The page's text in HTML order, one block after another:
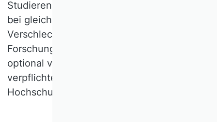
Studierendenschaft an Hochschulen stellt,
bei gleichbleibenden Ressourcen zu einer
Verschlechterung der Qualität in Lehre und
Forschung führen. Sie kann allenfalls
optional vorgesehen und darf nicht als
verpflichtende funktionale Erweiterung der
Hochschulen formuliert werden.